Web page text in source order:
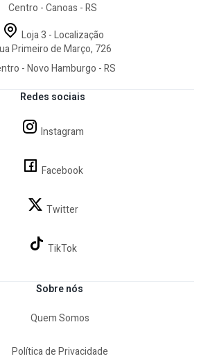
ILUSTRATIVA..
Sobre nós
Quem Somos
Política de Privacidade
Redes sociais
Instagram
Facebook
Twitter
TikTok
Centro - Canoas - RS
Loja 3 - Localização
Primeiro de Março, 726
- Novo Hamburgo - RS